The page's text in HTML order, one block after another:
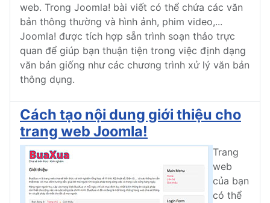
web. Trong Joomla! bài viết có thể chứa các văn
bản thông thường và hình ảnh, phim video,...
Joomla! được tích hợp sẵn trình soạn thảo trực
quan để giúp bạn thuận tiện trong việc định dạng
văn bản giống như các chương trình xử lý văn bản
thông dụng.
Cách tạo nội dung giới thiệu cho
trang web Joomla!
Trang
web
của bạn
có thể